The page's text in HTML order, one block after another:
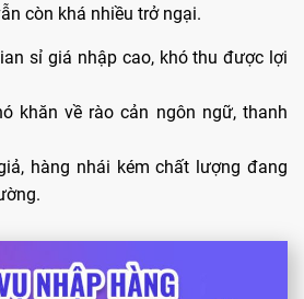
còn khá nhiều trở ngại.
sỉ giá nhập cao, khó thu được lợi
khăn về rào cản ngôn ngữ, thanh
hàng nhái kém chất lượng đang